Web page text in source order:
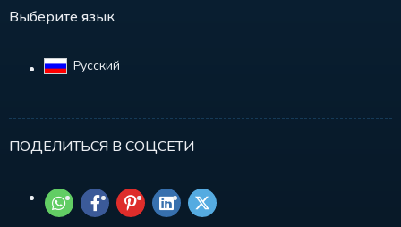
Выберите язык
Русский‎
ПОДЕЛИТЬСЯ В СОЦСЕТИ